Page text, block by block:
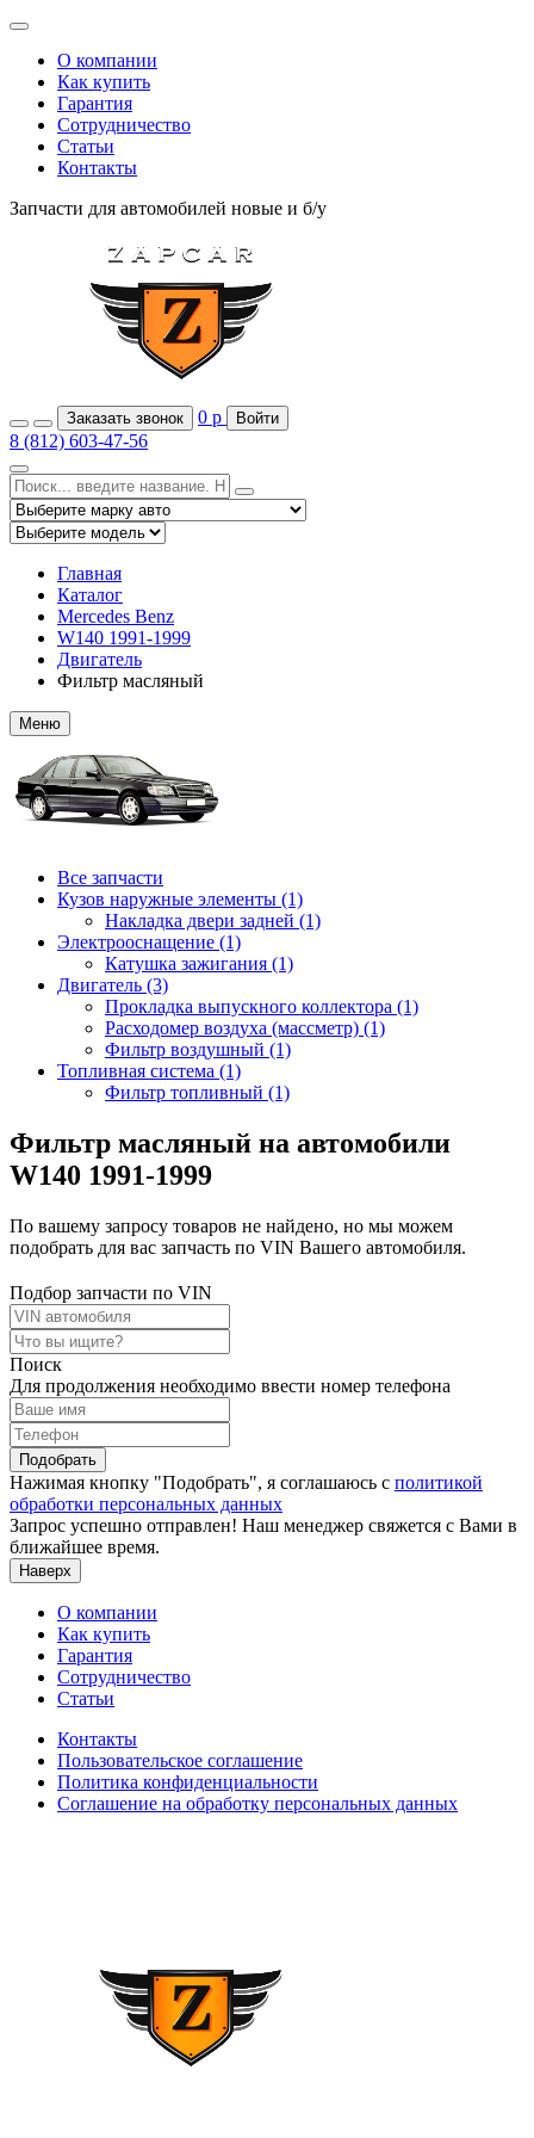
О компании
Как купить
Гарантия
Сотрудничество
Статьи
Контакты
Запчасти для автомобилей новые и б/у
Заказать звонок 0 р Войти
8 (812) 603-47-56
Главная
Каталог
Mercedes Benz
W140 1991-1999
Двигатель
Фильтр масляный
Меню
Все запчасти
Кузов наружные элементы (1)
Накладка двери задней (1)
Электрооснащение (1)
Катушка зажигания (1)
Двигатель (3)
Прокладка выпускного коллектора (1)
Расходомер воздуха (массметр) (1)
Фильтр воздушный (1)
Топливная система (1)
Фильтр топливный (1)
Фильтр масляный на автомобили
W140 1991-1999
По вашему запросу товаров не найдено, но мы можем
подобрать для вас запчасть по VIN Вашего автомобиля.
Подбор запчасти по VIN
Поиск
Для продолжения необходимо ввести номер телефона
Подобрать
Нажимая кнопку "Подобрать", я соглашаюсь с политикой
обработки персональных данных
Запрос успешно отправлен! Наш менеджер свяжется с Вами в
ближайшее время.
Наверх
О компании
Как купить
Гарантия
Сотрудничество
Статьи
Контакты
Пользовательское соглашение
Политика конфиденциальности
Соглашение на обработку персональных данных